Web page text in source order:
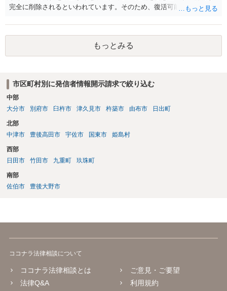
完全に削除されるといわれています。そのため、復活可能期間が経過
社はアカウント情報の保有確認すら異常なまでに時間がかかるので、
削除から1か月以内の申立てであっても不保有回答があり得ます）。
もっとみる
市区町村別に発信者情報開示請求で絞り込む
中部
大分市
別府市 臼杵市 津久見市 杵築市 由布市 日出町
北部
中津市
豊後高田市 宇佐市 国東市 姫島村
西部
日田市
竹田市 九重町 玖珠町
南部
佐伯市
豊後大野市
ココナラ法律相談について
ココナラ法律相談とは
法律Q&A
ご意見・ご要望
利用規約